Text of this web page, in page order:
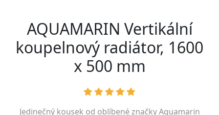
AQUAMARIN Vertikální
koupelnový radiátor, 1600
x 500 mm
Jedinečný kousek od oblíbené značkyAquamarin